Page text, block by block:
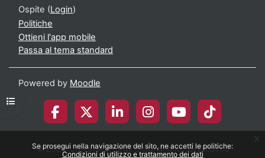
Se prosegui nella navigazione del sito, ne accetti le politiche:
Condizioni di utilizzo e trattamento dei dati
x
Apri indice del corso
Ospite (Login)
Politiche
Ottieni l'app mobile
Passa al tema standard
Powered by Moodle
© 2026 Università degli Studi di Milano-Bicocca